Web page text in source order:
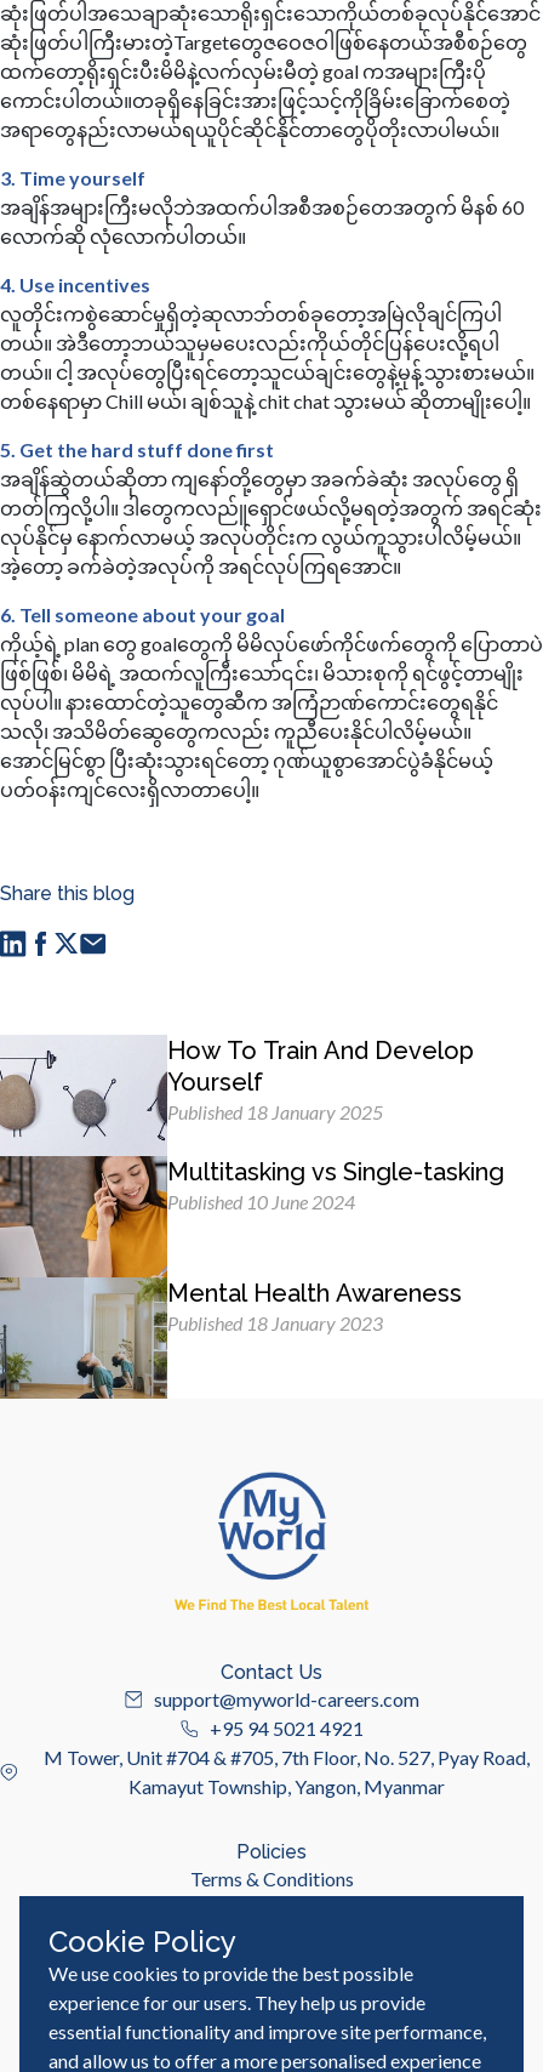
ဆုံးဖြတ်ပါအသေချာဆုံးသောရိုးရှင်းသောကိုယ်တစ်ခုလုပ်နိုင်အောင်
ဆုံးဖြတ်ပါကြီးမားတဲ့Targetတွေဇဝေဇဝါဖြစ်နေတယ်အစီစဉ်တွေ
ထက်တော့ရိုးရှင်းပီးမိမိနဲ့လက်လှမ်းမီတဲ့ goal ကအများကြီးပို
ကောင်းပါတယ်။တခုရှိနေခြင်းအားဖြင့်သင့်ကိုခြိမ်းခြောက်စေတဲ့
အရာတွေနည်းလာမယ်ရယူပိုင်ဆိုင်နိုင်တာတွေပိုတိုးလာပါမယ်။
3. Time yourself
အချိန်အများကြီးမလိုဘဲအထက်ပါအစီအစဉ်‌တေအတွက် မိနစ် 60
လောက်ဆို လုံလောက်ပါတယ်။
4. Use incentives
လူတိုင်းကစွဲဆောင်မှုရှိတဲ့ဆုလာဘ်တစ်ခုတော့အမြဲလိုချင်ကြပါ
တယ်။ အဲဒီတော့ဘယ်သူမှမပေးလည်းကိုယ်တိုင်ပြန်ပေးလို့ရပါ
တယ်။ ငါ့ အလုပ်တွေပြီးရင်တော့သူငယ်ချင်းတွေနဲ့မုန့်သွားစားမယ်။
တစ်နေရာမှာ Chill မယ်၊ ချစ်သူနဲ့ chit chat သွားမယ် ဆိုတာမျိုးပေါ့။
5. Get the hard stuff done first
အချိန်ဆွဲတယ်ဆိုတာ ကျနော်တို့တွေမှာ အခက်ခဲဆုံး အလုပ်တွေ ရှိ
တတ်ကြလို့ပါ။ ဒါတွေကလည်ူရှောင်ဖယ်လို့မရတဲ့အတွက် အရင်ဆုံး
လုပ်နိုင်မှ နောက်လာမယ့် အလုပ်တိုင်းက လွယ်ကူသွားပါလိမ့်မယ်။
အဲ့တော့ ခက်ခဲတဲ့အလုပ်ကို အရင်လုပ်ကြရအောင်။
6. Tell someone about your goal
ကိုယ့်ရဲ့ plan ‌တွေ goalတွေကို မိမိလုပ်ဖော်ကိုင်ဖက်တွေကို ‌ပြောတာပဲ
ဖြစ်ဖြစ်၊ မိမိရဲ့ အထက်လူကြီးသော်၎င်း၊ မိသားစုကို ရင်ဖွင့်တာမျိုး
လုပ်ပါ။ နားထောင်တဲ့သူတွေဆီက အကြံဉာဏ်ကောင်းတွေရနိုင်
သလို၊ အသိမိတ်ဆွေတွေကလည်း ကူညီပေးနိုင်ပါလိမ့်မယ်။
အောင်မြင်စွာ ပြီးဆုံးသွားရင်တော့ ဂုဏ်ယူစွာအောင်ပွဲခံနိုင်မယ့်
ပတ်ဝန်းကျင်လေးရှိလာတာပေါ့။
Share this blog
How To Train And Develop
Yourself
Published 18 January 2025
Multitasking vs Single-tasking
Published 10 June 2024
Mental Health Awareness
Published 18 January 2023
Contact Us
support@myworld-careers.com
+95 94 5021 4921
M Tower, Unit #704 & #705, 7th Floor, No. 527, Pyay Road,
Kamayut Township, Yangon, Myanmar
Policies
Terms & Conditions
Useful Links
Job Seeker
Employer
Blog & Resources
Cookie Policy
We use cookies to provide the best possible
experience for our users. They help us provide
essential functionality and improve site performance,
and allow us to offer a more personalised experience